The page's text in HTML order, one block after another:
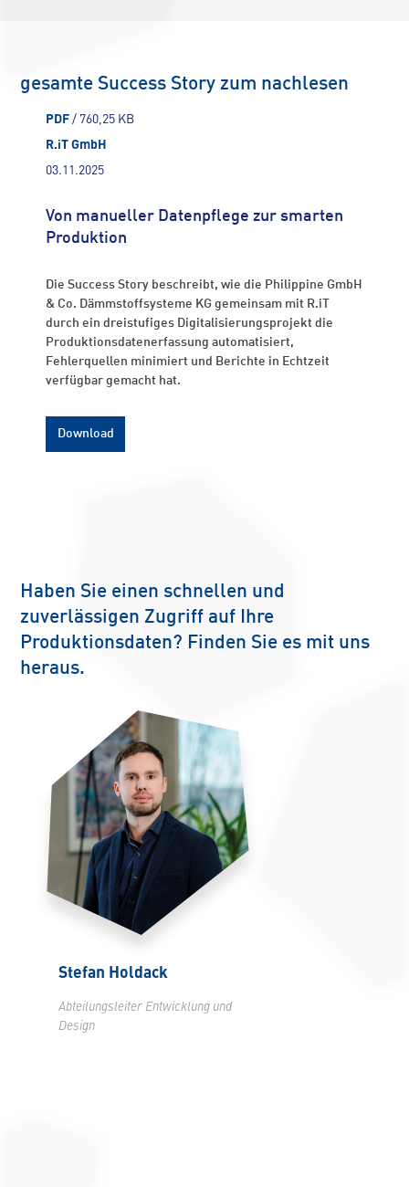
gesamte Success Story zum nachlesen
PDF / 760,25 KB
R.iT GmbH
03.11.2025
Von manueller Datenpflege zur smarten
Produktion
Die Success Story beschreibt, wie die Philippine GmbH
& Co. Dämmstoffsysteme KG gemeinsam mit R.iT
durch ein dreistufiges Digitalisierungsprojekt die
Produktionsdatenerfassung automatisiert,
Fehlerquellen minimiert und Berichte in Echtzeit
verfügbar gemacht hat.
Download
Haben Sie einen schnellen und
zuverlässigen Zugriff auf Ihre
Produktionsdaten? Finden Sie es mit uns
heraus.
Stefan Holdack
Abteilungsleiter Entwicklung und
Design